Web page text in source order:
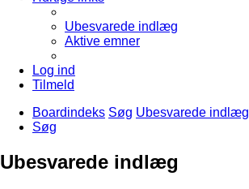
Ubesvarede indlæg
Aktive emner
Log ind
Tilmeld
Boardindeks Søg Ubesvarede indlæg
Søg
Ubesvarede indlæg